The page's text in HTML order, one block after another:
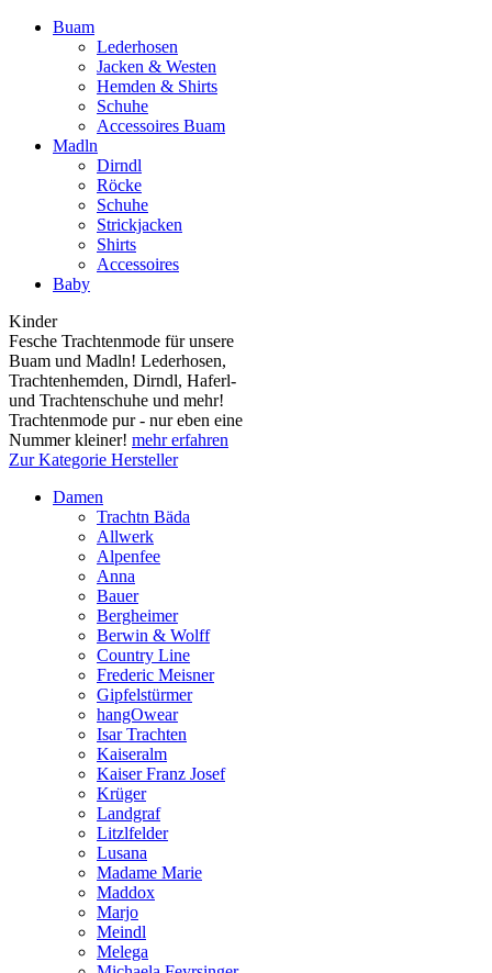
Buam
Lederhosen
Jacken & Westen
Hemden & Shirts
Schuhe
Accessoires Buam
Madln
Dirndl
Röcke
Schuhe
Strickjacken
Shirts
Accessoires
Baby
Kinder
Fesche Trachtenmode für unsere
Buam und Madln! Lederhosen,
Trachtenhemden, Dirndl, Haferl-
und Trachtenschuhe und mehr!
Trachtenmode pur - nur eben eine
Nummer kleiner! mehr erfahren
Zur Kategorie Hersteller
Damen
Trachtn Bäda
Allwerk
Alpenfee
Anna
Bauer
Bergheimer
Berwin & Wolff
Country Line
Frederic Meisner
Gipfelstürmer
hangOwear
Isar Trachten
Kaiseralm
Kaiser Franz Josef
Krüger
Landgraf
Litzlfelder
Lusana
Madame Marie
Maddox
Marjo
Meindl
Melega